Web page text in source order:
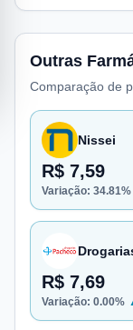
Outras
Comparação de
Nissei
R$ 7,59
Variação: 34.81%
R$ 7,69
Variação: 0.00%